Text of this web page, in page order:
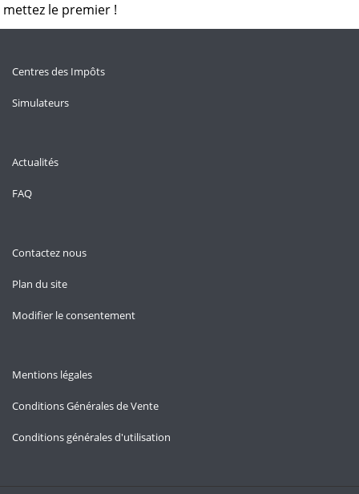
mettez le premier !
Centres des Impôts
Simulateurs
Actualités
FAQ
Contactez nous
Plan du site
Modifier le consentement
Mentions légales
Conditions Générales de Vente
Conditions générales d'utilisation